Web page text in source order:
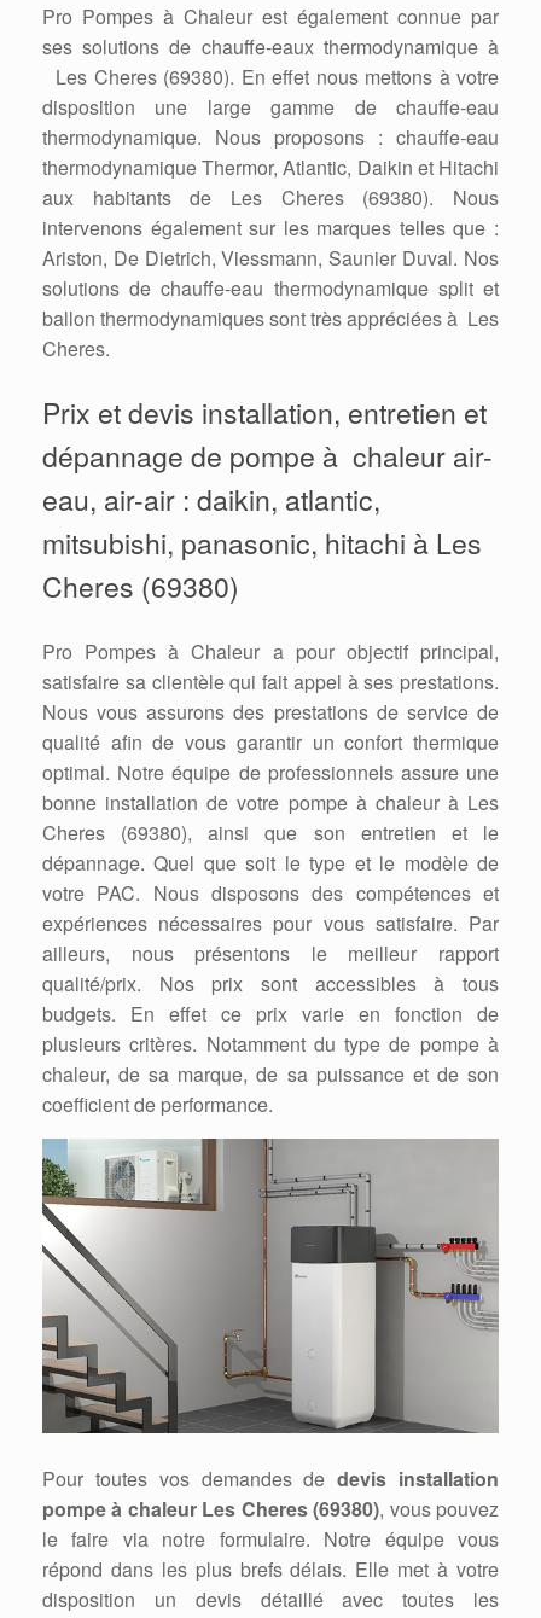
Pro Pompes à Chaleur est également connue par
ses solutions de chauffe-eaux thermodynamique à
Les Cheres (69380). En effet nous mettons à votre
disposition une large gamme de chauffe-eau
thermodynamique. Nous proposons : chauffe-eau
thermodynamique Thermor, Atlantic, Daikin et Hitachi
aux habitants de Les Cheres (69380). Nous
intervenons également sur les marques telles que :
Ariston, De Dietrich, Viessmann, Saunier Duval. Nos
solutions de chauffe-eau thermodynamique split et
ballon thermodynamiques sont très appréciées à Les
Cheres.
Prix et devis installation, entretien et
dépannage de pompe à chaleur air-
eau, air-air : daikin, atlantic,
mitsubishi, panasonic, hitachi à Les
Cheres (69380)
Pro Pompes à Chaleur a pour objectif principal,
satisfaire sa clientèle qui fait appel à ses prestations.
Nous vous assurons des prestations de service de
qualité afin de vous garantir un confort thermique
optimal. Notre équipe de professionnels assure une
bonne installation de votre pompe à chaleur à Les
Cheres (69380), ainsi que son entretien et le
dépannage. Quel que soit le type et le modèle de
votre PAC. Nous disposons des compétences et
expériences nécessaires pour vous satisfaire. Par
ailleurs, nous présentons le meilleur rapport
qualité/prix. Nos prix sont accessibles à tous
budgets. En effet ce prix varie en fonction de
plusieurs critères. Notamment du type de pompe à
chaleur, de sa marque, de sa puissance et de son
coefficient de performance.
Pour toutes vos demandes dedevis installation
pompe à chaleur Les Cheres (69380), vous pouvez
le faire via notre formulaire. Notre équipe vous
répond dans les plus brefs délais. Elle met à votre
disposition un devis détaillé avec toutes les